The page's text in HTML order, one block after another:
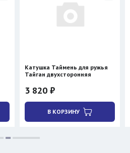
Катушка Таймень для ружья
Тайган двухсторонняя
3 820 ₽
В КОРЗИНУ